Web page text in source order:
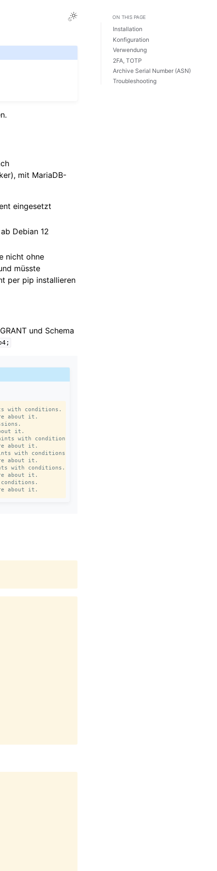
Toggle Light / Dark / Auto color theme
mit MariaDB-
eingesetzt
Debian 12
nicht ohne
müsste
per pip installieren
und Schema
with conditions.
about it.
it.
with conditions.
about it.
with conditions.
about it.
with conditions.
about it.
conditions.
ON THIS PAGE
Installation
Konfiguration
Verwendung
2FA, TOTP
Archive Serial Number (ASN)
Troubleshooting